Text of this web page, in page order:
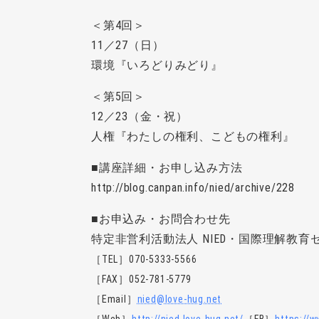
＜第4回＞
11／27（日）
環境『いろどりみどり』
＜第5回＞
12／23（金・祝）
人権『わたしの権利、こどもの権利』
■講座詳細・お申し込み方法
http://blog.canpan.info/nied/archive/228
■お申込み・お問合わせ先
特定非営利活動法人 NIED・国際理解教育
［TEL］070-5333-5566
［FAX］052-781-5779
［Email］ nied@love-hug.net